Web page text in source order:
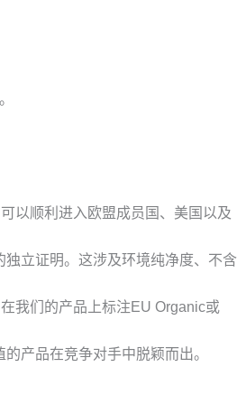
以顺利进入欧盟成员国、美国以及
立证明。这涉及环境纯净度、不含
我们的产品上标注EU Organic或
产品在竞争对手中脱颖而出。